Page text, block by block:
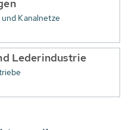
Kanalnetze
Lederindustrie